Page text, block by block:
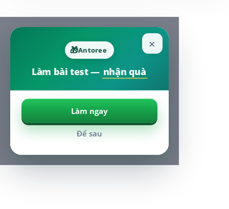
×
🎁Antoree
Làm bài test — nhận quà
Làm ngay
Để sau